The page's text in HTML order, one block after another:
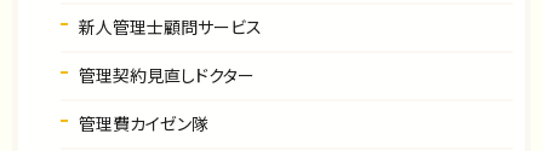
新人管理士顧問サービス
管理契約見直しドクター
管理費カイゼン隊